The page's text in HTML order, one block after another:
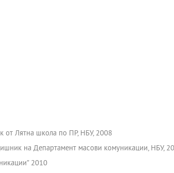
от Лятна школа по ПР, НБУ, 2008
на Департамент масови комуникации, НБУ,
2010